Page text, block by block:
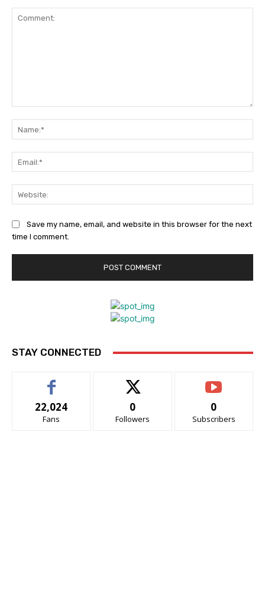
Save my name, email, and website in this browser for the next
time I comment.
STAY CONNECTED
22,024
Fans
0
Followers
0
Subscribers